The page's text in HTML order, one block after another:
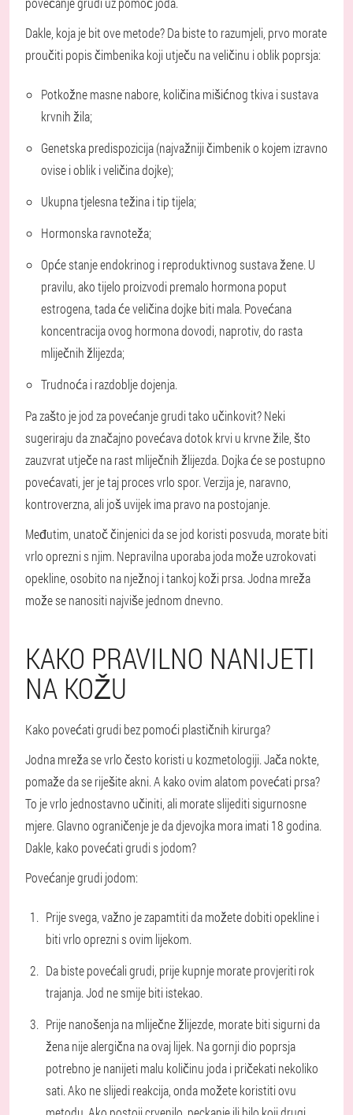
Dakle, koja je bit ove metode? Da biste to razumjeli, prvo morate
proučiti popis čimbenika koji utječu na veličinu i oblik poprsja:
Potkožne masne nabore, količina mišićnog tkiva i sustava
krvnih žila;
Genetska predispozicija (najvažniji čimbenik o kojem izravno
ovise i oblik i veličina dojke);
Ukupna tjelesna težina i tip tijela;
Hormonska ravnoteža;
Opće stanje endokrinog i reproduktivnog sustava žene. U
pravilu, ako tijelo proizvodi premalo hormona poput
estrogena, tada će veličina dojke biti mala. Povećana
koncentracija ovog hormona dovodi, naprotiv, do rasta
mliječnih žlijezda;
Trudnoća i razdoblje dojenja.
Pa zašto je jod za povećanje grudi tako učinkovit? Neki
sugeriraju da značajno povećava dotok krvi u krvne žile, što
zauzvrat utječe na rast mliječnih žlijezda. Dojka će se postupno
povećavati, jer je taj proces vrlo spor. Verzija je, naravno,
kontroverzna, ali još uvijek ima pravo na postojanje.
Međutim, unatoč činjenici da se jod koristi posvuda, morate biti
vrlo oprezni s njim. Nepravilna uporaba joda može uzrokovati
opekline, osobito na nježnoj i tankoj koži prsa. Jodna mreža
može se nanositi najviše jednom dnevno.
KAKO PRAVILNO NANIJETI
NA KOŽU
Kako povećati grudi bez pomoći plastičnih kirurga?
Jodna mreža se vrlo često koristi u kozmetologiji. Jača nokte,
pomaže da se riješite akni. A kako ovim alatom povećati prsa?
To je vrlo jednostavno učiniti, ali morate slijediti sigurnosne
mjere. Glavno ograničenje je da djevojka mora imati 18 godina.
Dakle, kako povećati grudi s jodom?
Povećanje grudi jodom:
Prije svega, važno je zapamtiti da možete dobiti opekline i
biti vrlo oprezni s ovim lijekom.
Da biste povećali grudi, prije kupnje morate provjeriti rok
trajanja. Jod ne smije biti istekao.
Prije nanošenja na mliječne žlijezde, morate biti sigurni da
žena nije alergična na ovaj lijek. Na gornji dio poprsja
potrebno je nanijeti malu količinu joda i pričekati nekoliko
sati. Ako ne slijedi reakcija, onda možete koristiti ovu